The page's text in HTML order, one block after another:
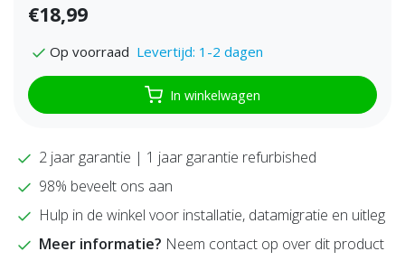
€18,99
Op voorraad Levertijd: 1-2 dagen
In winkelwagen
2 jaar garantie | 1 jaar garantie refurbished
98% beveelt ons aan
Hulp in de winkel voor installatie, datamigratie en uitleg
Meer informatie? Neem contact op over dit product